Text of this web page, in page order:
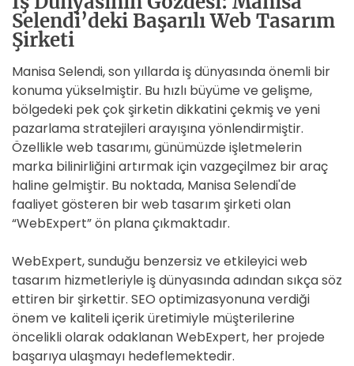
Selendi’deki Başarılı Web Tasarım
Şirketi
Manisa Selendi, son yıllarda iş dünyasında önemli bir
konuma yükselmiştir. Bu hızlı büyüme ve gelişme,
bölgedeki pek çok şirketin dikkatini çekmiş ve yeni
pazarlama stratejileri arayışına yönlendirmiştir.
Özellikle web tasarımı, günümüzde işletmelerin
marka bilinirliğini artırmak için vazgeçilmez bir araç
haline gelmiştir. Bu noktada, Manisa Selendi'de
faaliyet gösteren bir web tasarım şirketi olan
“WebExpert” ön plana çıkmaktadır.
WebExpert, sunduğu benzersiz ve etkileyici web
tasarım hizmetleriyle iş dünyasında adından sıkça söz
ettiren bir şirkettir. SEO optimizasyonuna verdiği
önem ve kaliteli içerik üretimiyle müşterilerine
öncelikli olarak odaklanan WebExpert, her projede
başarıya ulaşmayı hedeflemektedir.